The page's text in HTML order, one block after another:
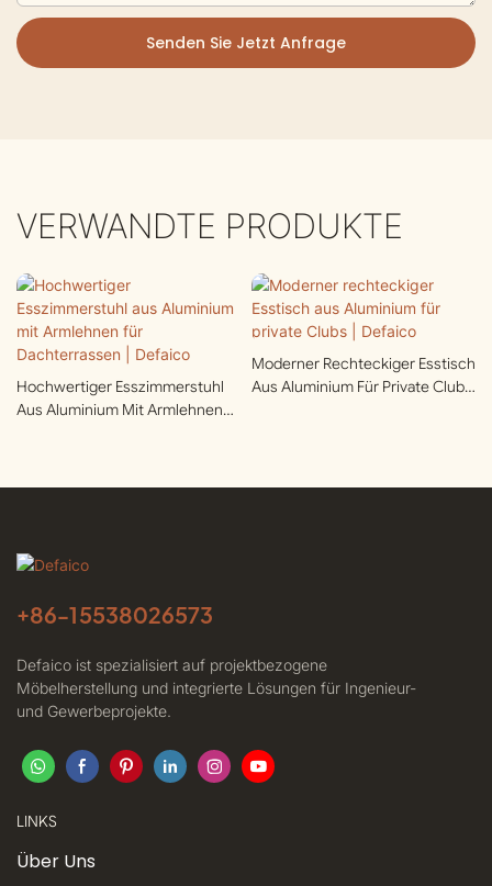
Senden Sie Jetzt Anfrage
VERWANDTE PRODUKTE
Hochwertiger Esszimmerstuhl
Aus Aluminium Mit Armlehnen
Moderner Rechteckiger Esstisch
Aus Aluminium Für Private Clubs
+86-15538026573
Defaico ist spezialisiert auf projektbezogene
Möbelherstellung und integrierte Lösungen für Ingenieur-
und Gewerbeprojekte.
LINKS
Über Uns